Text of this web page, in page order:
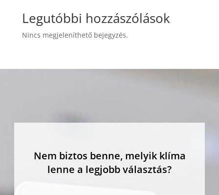
Legutóbbi hozzászólások
Nincs megjeleníthető bejegyzés.
Nem biztos benne, melyik klíma
lenne a legjobb választás?